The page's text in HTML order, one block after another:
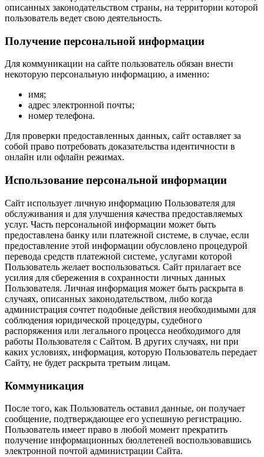
описанных законодательством страны, на территории которой
пользователь ведет свою деятельность.
Получение персональной информации
Для коммуникации на сайте пользователь обязан внести
некоторую персональную информацию, а именно:
имя;
адрес электронной почты;
номер телефона.
Для проверки предоставленных данных, сайт оставляет за
собой право потребовать доказательства идентичности в
онлайн или офлайн режимах.
Использование персональной информации
Сайт использует личную информацию Пользователя для
обслуживания и для улучшения качества предоставляемых
услуг. Часть персональной информации может быть
предоставлена банку или платежной системе, в случае, если
предоставление этой информации обусловлено процедурой
перевода средств платежной системе, услугами которой
Пользователь желает воспользоваться. Сайт прилагает все
усилия для сбережения в сохранности личных данных
Пользователя. Личная информация может быть раскрыта в
случаях, описанных законодательством, либо когда
администрация сочтет подобные действия необходимыми для
соблюдения юридической процедуры, судебного
распоряжения или легального процесса необходимого для
работы Пользователя с Сайтом. В других случаях, ни при
каких условиях, информация, которую Пользователь передает
Сайту, не будет раскрыта третьим лицам.
Коммуникация
После того, как Пользователь оставил данные, он получает
сообщение, подтверждающее его успешную регистрацию.
Пользователь имеет право в любой момент прекратить
получение информационных бюллетеней воспользовавшись
электронной почтой администрации Сайта.